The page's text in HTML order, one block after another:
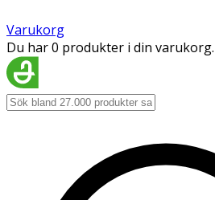
Varukorg
Du har 0 produkter i din varukorg.